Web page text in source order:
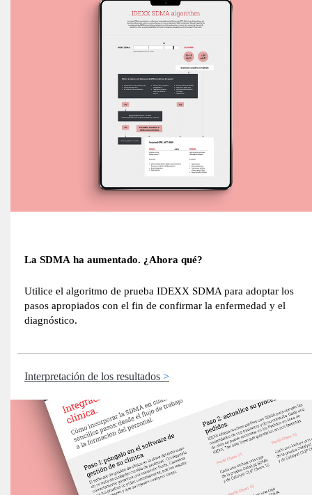
La SDMA ha aumentado. ¿Ahora qué?
Utilice el algoritmo de prueba IDEXX SDMA para adoptar los
pasos apropiados con el fin de confirmar la enfermedad y el
diagnóstico.
Interpretación de los resultados